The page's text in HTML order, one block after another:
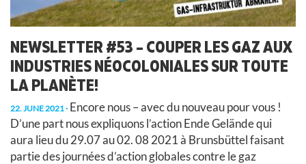
NEWSLETTER #53 – COUPER LES GAZ AUX
INDUSTRIES NÉOCOLONIALES SUR TOUTE
LA PLANÈTE!
22. JUNE 2021 Encore nous – avec du nouveau pour vous !
D’une part nous expliquons l’action Ende Gelände qui
aura lieu du 29.07 au 02. 08 2021 à Brunsbüttel faisant
partie des journées d’action globales contre le gaz